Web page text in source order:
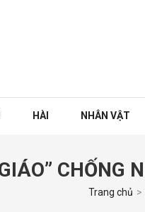
HÀI NHÂN VẬT
CHỐNG
Trang chủ >